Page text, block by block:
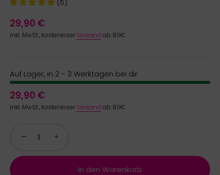
(5)
29,90 €
inkl. MwSt., kostenloserVersand ab 80€
Auf Lager, in 2 - 3 Werktagen bei dir
29,90 €
inkl. MwSt., kostenloserVersand ab 80€
− +
In den Warenkorb